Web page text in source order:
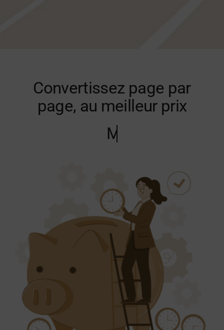
Convertissez page par
page, au meilleur prix